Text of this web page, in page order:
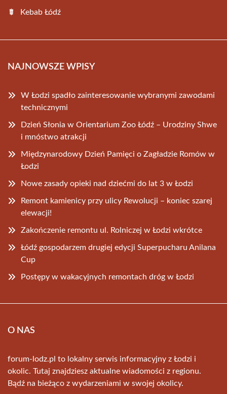
Kebab Łódź
NAJNOWSZE WPISY
W Łodzi spadło zainteresowanie wybranymi zawodami
technicznymi
Dzień Słonia w Orientarium Zoo Łódź – Urodziny Shwe
i mnóstwo atrakcji
Międzynarodowy Dzień Pamięci o Zagładzie Romów w
Łodzi
Nowe zasady opieki nad dziećmi do lat 3 w Łodzi
Remont kamienicy przy ulicy Rewolucji – koniec szarej
elewacji!
Zakończenie remontu ul. Rolniczej w Łodzi wkrótce
Łódź gospodarzem drugiej edycji Superpucharu Anilana
Cup
Postępy w wakacyjnych remontach dróg w Łodzi
O NAS
forum-lodz.pl to lokalny serwis informacyjny z Łodzi i
okolic. Tutaj znajdziesz aktualne wiadomości z regionu.
Bądź na bieżąco z wydarzeniami w swojej okolicy.